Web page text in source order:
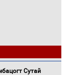
Сутай